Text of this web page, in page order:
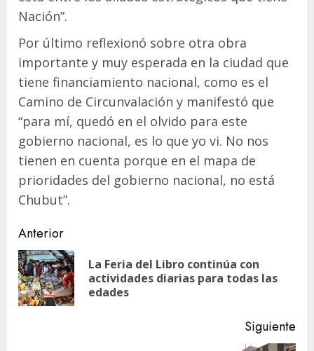
Nación”.
Por último reflexionó sobre otra obra
importante y muy esperada en la ciudad que
tiene financiamiento nacional, como es el
Camino de Circunvalación y manifestó que
“para mí, quedó en el olvido para este
gobierno nacional, es lo que yo vi. No nos
tienen en cuenta porque en el mapa de
prioridades del gobierno nacional, no está
Chubut”.
Navegación
de
entradas
Anterior
La Feria del Libro continúa con
actividades diarias para todas las
edades
Siguiente